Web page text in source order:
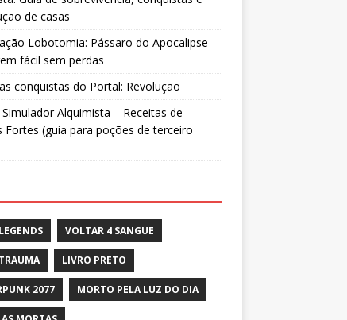
de casas
Lobotomia: Pássaro do Apocalipse –
fácil sem perdas
conquistas do Portal: Revolução
Alquimista – Receitas de
Fortes (guia para poções de terceiro
VOLTAR 4 SANGUE
LIVRO PRETO
2077 MORTO PELA LUZ DO DIA